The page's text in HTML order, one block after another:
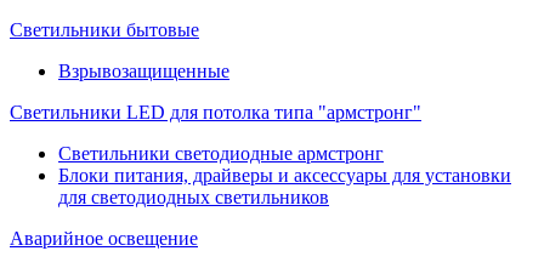
Светильники бытовые
Взрывозащищенные
Светильники LED для потолка типа "армстронг"
Светильники светодиодные армстронг
Блоки питания, драйверы и аксессуары для установки
для светодиодных светильников
Аварийное освещение